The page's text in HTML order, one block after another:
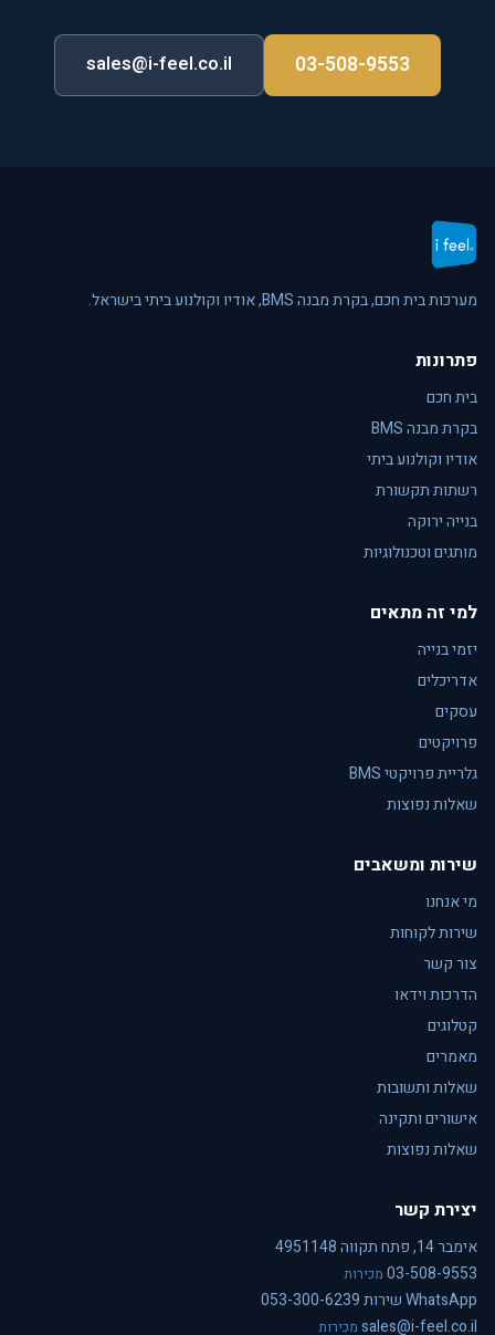
03-508-9553
sales@i-feel.co.il
מערכות בית חכם, בקרת מבנה BMS, אודיו וקולנוע ביתי בישראל.
פתרונות
בית חכם
בקרת מבנה BMS
אודיו וקולנוע ביתי
רשתות תקשורת
בנייה ירוקה
מותגים וטכנולוגיות
למי זה מתאים
יזמי בנייה
אדריכלים
עסקים
פרויקטים
גלריית פרויקטי BMS
שאלות נפוצות
שירות ומשאבים
מי אנחנו
שירות לקוחות
צור קשר
הדרכות וידאו
קטלוגים
מאמרים
שאלות ותשובות
אישורים ותקינה
שאלות נפוצות
יצירת קשר
אימבר 14, פתח תקווה 4951148
03-508-9553 מכירות
WhatsApp שירות 053-300-6239
sales@i-feel.co.il מכירות